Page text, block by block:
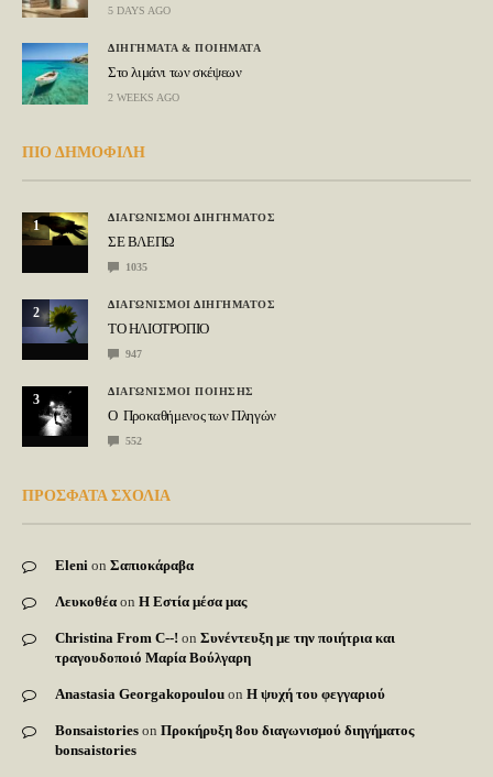
5 DAYS AGO
ΔΙΗΓΗΜΑΤΑ & ΠΟΙΗΜΑΤΑ
Στο λιμάνι των σκέψεων
2 WEEKS AGO
ΠΙΟ ΔΗΜΟΦΙΛΗ
1
ΔΙΑΓΩΝΙΣΜΟΙ ΔΙΗΓΗΜΑΤΟΣ
ΣΕ ΒΛΕΠΩ
1035
2
ΔΙΑΓΩΝΙΣΜΟΙ ΔΙΗΓΗΜΑΤΟΣ
ΤΟ ΗΛΙΟΤΡΟΠΙΟ
947
3
ΔΙΑΓΩΝΙΣΜΟΙ ΠΟΙΗΣΗΣ
Ο Προκαθήμενος των Πληγών
552
ΠΡΟΣΦΑΤΑ ΣΧΟΛΙΑ
Eleni on Σαπιοκάραβα
Λευκοθέα on Η Εστία μέσα μας
Christina From C--! on Συνέντευξη με την ποιήτρια και
τραγουδοποιό Μαρία Βούλγαρη
Anastasia Georgakopoulou on Η ψυχή του φεγγαριού
Bonsaistories on Προκήρυξη 8ου διαγωνισμού διηγήματος
bonsaistories